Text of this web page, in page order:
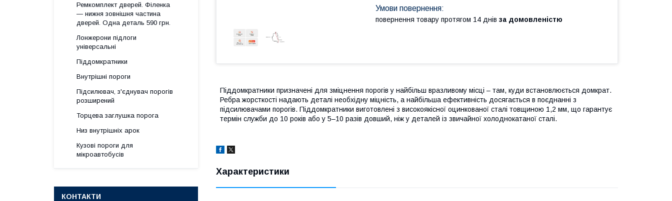
повернення товару протягом 14 днів за домовленістю
Піддомкратники призначені для зміцнення порогів у найбільш вразливому місці – там, куди встановлюється домкрат.
Ребра жорсткості надають деталі необхідну міцність, а найбільша ефективність досягається в поєднанні з
підсилювачами порогів. Піддомкратники виготовлені з високоякісної оцинкованої сталі товщиною 1,2 мм, що гарантує
термін служби до 10 років або у 5–10 разів довший, ніж у деталей із звичайної холоднокатаної сталі.
Характеристики
Ремкомплект дверей. Філенка
— нижня зовнішня частина
дверей. Одна деталь 590 грн.
Лонжерони підлоги
універсальні
Піддомкратники
Внутрішні пороги
Підсилювач, з'єднувач порогів
розширений
Торцева заглушка порога
Низ внутрішніх арок
Кузові пороги для
мікроавтобусів
КОНТАКТИ